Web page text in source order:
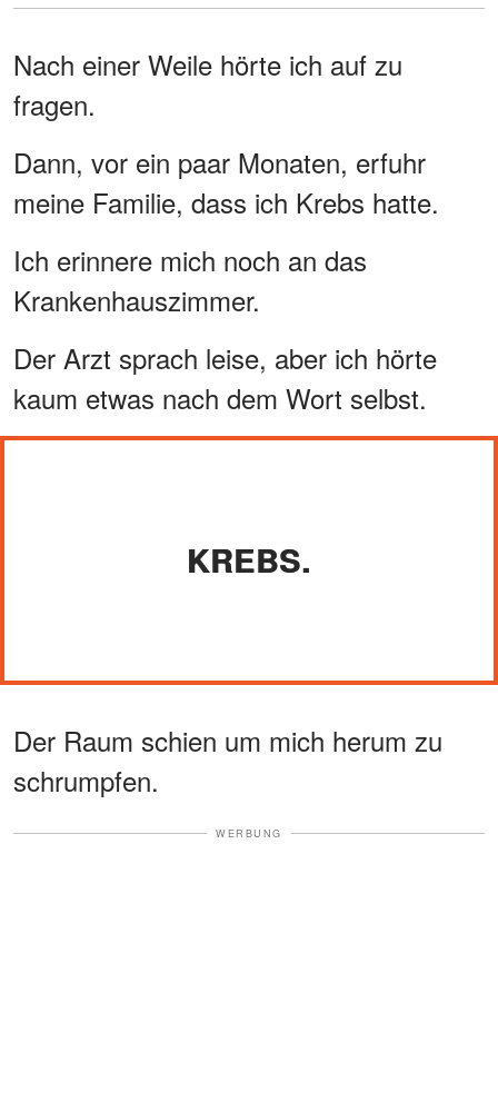
Nach einer Weile hörte ich auf zu
fragen.
Dann, vor ein paar Monaten, erfuhr
meine Familie, dass ich Krebs hatte.
Ich erinnere mich noch an das
Krankenhauszimmer.
Der Arzt sprach leise, aber ich hörte
kaum etwas nach dem Wort selbst.
KREBS.
Der Raum schien um mich herum zu
schrumpfen.
WERBUNG